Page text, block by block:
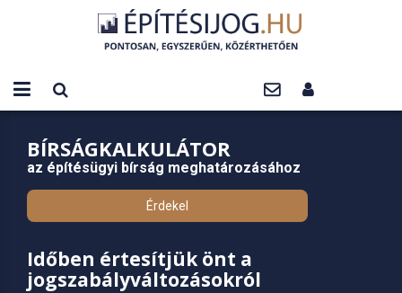
BÍRSÁGKALKULÁTOR
az építésügyi bírság meghatározásához
Érdekel
Időben értesítjük önt a
jogszabályváltozásokról